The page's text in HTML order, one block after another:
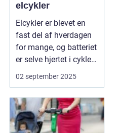
elcykler
Elcykler er blevet en
fast del af hverdagen
for mange, og batteriet
er selve hjertet i cyklen.
Et go...
02 september 2025